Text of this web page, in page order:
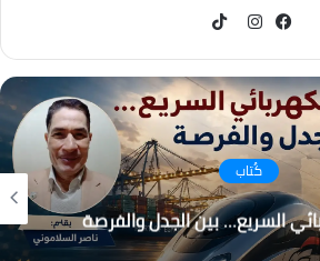
كُتاب
السريع… بين الجدل والفرصة